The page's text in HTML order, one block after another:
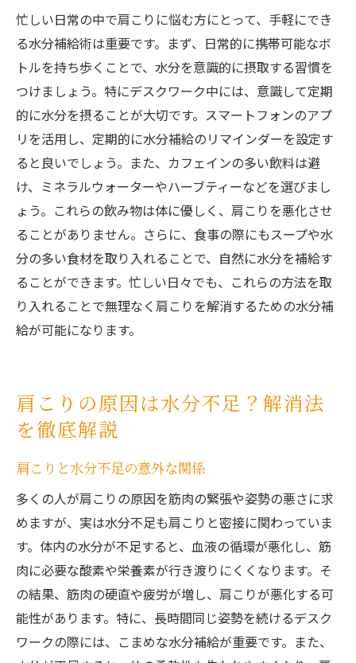
忙しい日常の中で肩こりに悩む方にとって、手軽にでき
る水分補給術は重要です。まず、日常的に携帯可能なボ
トルを持ち歩くことで、水分を意識的に摂取する習慣を
つけましょう。特にデスクワーク中には、意識して定期
的に水分を摂ることが大切です。スマートフォンのアプ
リを活用し、定期的に水分補給のリマインダーを設定す
ると良いでしょう。また、カフェインの多い飲料は避
け、ミネラルウォーターやハーブティーなどを選びまし
ょう。これらの飲み物は体に優しく、肩こりを悪化させ
ることがありません。さらに、食事の際にもスープや水
分の多い食材を取り入れることで、自然に水分を補給す
ることができます。忙しい日々でも、これらの方法を取
り入れることで無理なく肩こりを解消するための水分補
給が可能になります。
肩こりの原因は水分不足？解消法
を徹底解説
肩こりと水分不足の意外な関係
多くの人が肩こりの原因を筋肉の緊張や姿勢の悪さに求
めますが、実は水分不足も肩こりと密接に関わっていま
す。体内の水分が不足すると、血液の循環が悪化し、筋
肉に必要な酸素や栄養素が行き渡りにくくなります。そ
の結果、筋肉の硬直や疲労が増し、肩こりが悪化する可
能性があります。特に、長時間同じ姿勢を続けるデスク
ワークの際には、こまめな水分補給が重要です。また、